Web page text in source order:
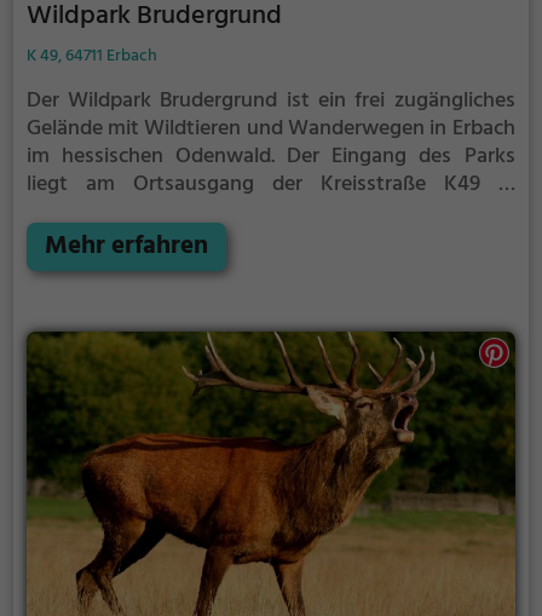
Wildpark Brudergrund
K 49, 64711 Erbach
Der Wildpark Brudergrund ist ein frei zugängliches
Gelände mit Wildtieren und Wanderwegen in Erbach
im hessischen Odenwald. Der Eingang des Parks
liegt am Ortsausgang der Kreisstraße K49 in
Stadtteil Roßbach. Der Wildpark hat eine Größe von
ca. 14 Hektar, bewachsen mit Mischwald.
Mehr erfahren